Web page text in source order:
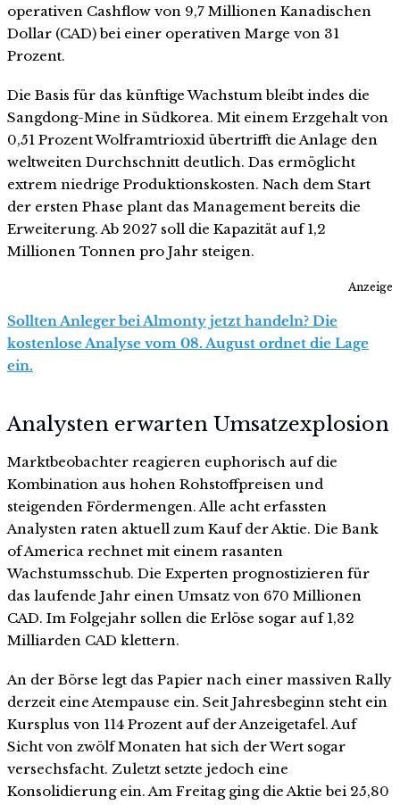
operativen Cashflow von 9,7 Millionen Kanadischen
Dollar (CAD) bei einer operativen Marge von 31
Prozent.
Die Basis für das künftige Wachstum bleibt indes die
Sangdong-Mine in Südkorea. Mit einem Erzgehalt von
0,51 Prozent Wolframtrioxid übertrifft die Anlage den
weltweiten Durchschnitt deutlich. Das ermöglicht
extrem niedrige Produktionskosten. Nach dem Start
der ersten Phase plant das Management bereits die
Erweiterung. Ab 2027 soll die Kapazität auf 1,2
Millionen Tonnen pro Jahr steigen.
Anzeige
Sollten Anleger bei Almonty jetzt handeln? Die
kostenlose Analyse vom 08. August ordnet die Lage
ein.
Analysten erwarten Umsatzexplosion
Marktbeobachter reagieren euphorisch auf die
Kombination aus hohen Rohstoffpreisen und
steigenden Fördermengen. Alle acht erfassten
Analysten raten aktuell zum Kauf der Aktie. Die Bank
of America rechnet mit einem rasanten
Wachstumsschub. Die Experten prognostizieren für
das laufende Jahr einen Umsatz von 670 Millionen
CAD. Im Folgejahr sollen die Erlöse sogar auf 1,32
Milliarden CAD klettern.
An der Börse legt das Papier nach einer massiven Rally
derzeit eine Atempause ein. Seit Jahresbeginn steht ein
Kursplus von 114 Prozent auf der Anzeigetafel. Auf
Sicht von zwölf Monaten hat sich der Wert sogar
versechsfacht. Zuletzt setzte jedoch eine
Konsolidierung ein. Am Freitag ging die Aktie bei 25,80